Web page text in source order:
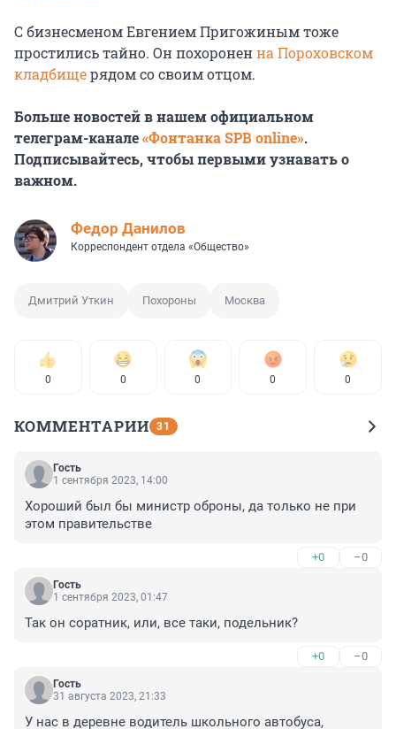
С бизнесменом Евгением Пригожиным тоже
простились тайно. Он похороненна Пороховском
кладбищерядом со своим отцом.
Больше новостей в нашем официальном
телеграм-канале«Фонтанка SPB online».
Подписывайтесь, чтобы первыми узнавать о
важном.
Федор Данилов
Корреспондент отдела «Общество»
Дмитрий Уткин Похороны Москва
0 0 0 0 0
КОММЕНТАРИИ 31
Гость
1 сентября 2023, 14:00
Хороший был бы министр оброны, да только не при
этом правительстве
+0 –0
Гость
1 сентября 2023, 01:47
Так он соратник, или, все таки, подельник?
+0 –0
Гость
31 августа 2023, 21:33
У нас в деревне водитель школьного автобуса,